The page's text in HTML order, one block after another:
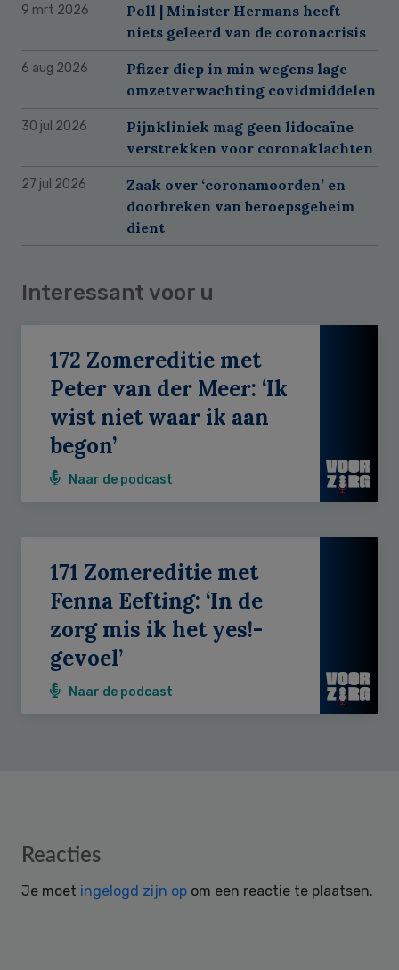
9 mrt 2026
Poll | Minister Hermans heeft
niets geleerd van de coronacrisis
6 aug 2026
Pfizer diep in min wegens lage
omzetverwachting covidmiddelen
30 jul 2026
Pijnkliniek mag geen lidocaïne
verstrekken voor coronaklachten
27 jul 2026
Zaak over ‘coronamoorden’ en
doorbreken van beroepsgeheim
dient
Interessant voor u
172 Zomereditie met
Peter van der Meer: ‘Ik
wist niet waar ik aan
begon’
Naar de podcast
171 Zomereditie met
Fenna Eefting: ‘In de
zorg mis ik het yes!-
gevoel’
Naar de podcast
Reader
Reacties
Je moet ingelogd zijn op om een reactie te plaatsen.